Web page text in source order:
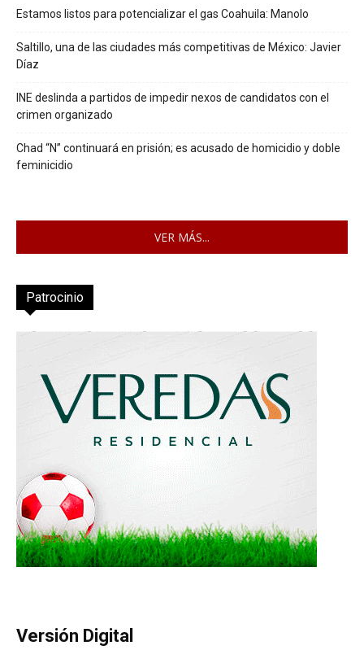
Estamos listos para potencializar el gas Coahuila: Manolo
Saltillo, una de las ciudades más competitivas de México: Javier
Díaz
INE deslinda a partidos de impedir nexos de candidatos con el
crimen organizado
Chad “N” continuará en prisión; es acusado de homicidio y doble
feminicidio
VER MÁS...
Patrocinio
Versión Digital